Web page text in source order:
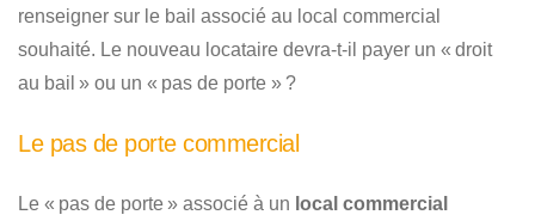
renseigner sur le bail associé au local commercial
souhaité. Le nouveau locataire devra-t-il payer un « droit
au bail » ou un « pas de porte » ?
Le pas de porte commercial
Le « pas de porte » associé à un local commercial